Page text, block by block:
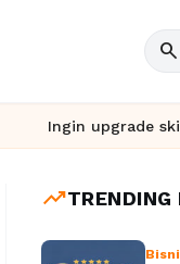
search
upgrade skill tanpa
trending_upTRENDING